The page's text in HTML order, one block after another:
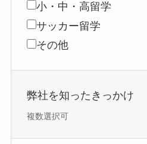
小・中・高留学
サッカー留学
その他
弊社を知ったきっかけ
複数選択可